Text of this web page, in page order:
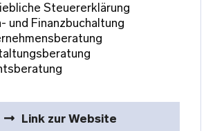
Steuererklärung
und Finanzbuchaltung
Link zur Website